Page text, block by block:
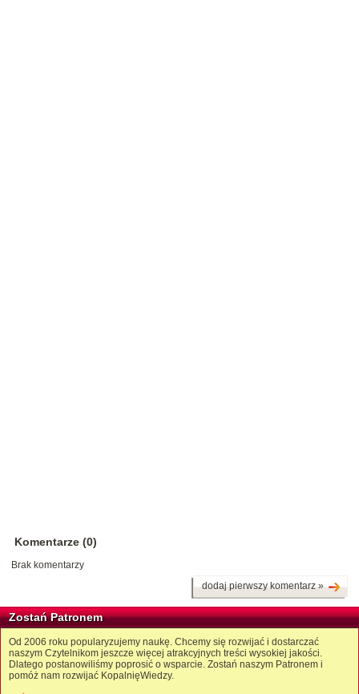
Komentarze (0)
Brak komentarzy
dodaj pierwszy komentarz »
Zostań Patronem
Od 2006 roku popularyzujemy naukę. Chcemy się rozwijać i dostarczać
naszym Czytelnikom jeszcze więcej atrakcyjnych treści wysokiej jakości.
Dlatego postanowiliśmy poprosić o wsparcie. Zostań naszym Patronem i
pomóż nam rozwijać KopalnięWiedzy.